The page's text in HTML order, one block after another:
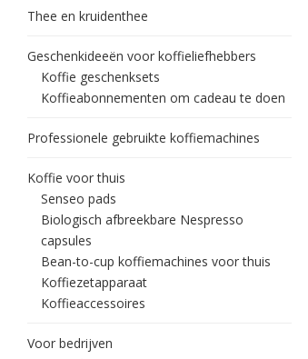
Thee en kruidenthee
Geschenkideeën voor koffieliefhebbers
Koffie geschenksets
Koffieabonnementen om cadeau te doen
Professionele gebruikte koffiemachines
Koffie voor thuis
Senseo pads
Biologisch afbreekbare Nespresso
capsules
Bean-to-cup koffiemachines voor thuis
Koffiezetapparaat
Koffieaccessoires
Voor bedrijven